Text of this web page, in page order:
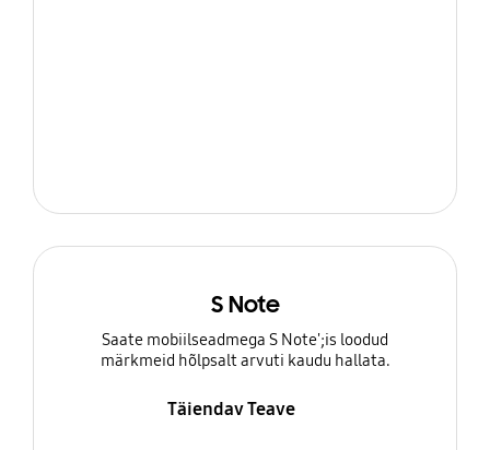
S Note
Saate mobiilseadmega S Note';is loodud
märkmeid hõlpsalt arvuti kaudu hallata.
Täiendav Teave